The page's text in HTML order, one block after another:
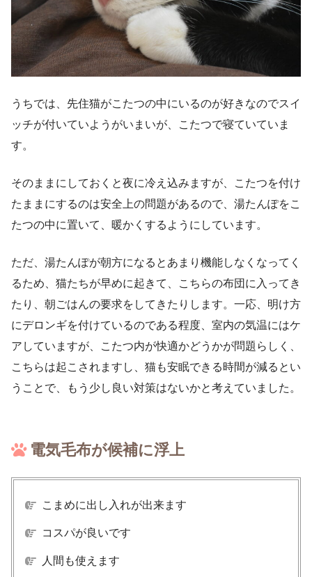
うちでは、先住猫がこたつの中にいるのが好きなのでスイ
ッチが付いていようがいまいが、こたつで寝ていていま
す。
そのままにしておくと夜に冷え込みますが、こたつを付け
たままにするのは安全上の問題があるので、湯たんぽをこ
たつの中に置いて、暖かくするようにしています。
ただ、湯たんぽが朝方になるとあまり機能しなくなってく
るため、猫たちが早めに起きて、こちらの布団に入ってき
たり、朝ごはんの要求をしてきたりします。一応、明け方
にデロンギを付けているのである程度、室内の気温にはケ
アしていますが、こたつ内が快適かどうかが問題らしく、
こちらは起こされますし、猫も安眠できる時間が減るとい
うことで、もう少し良い対策はないかと考えていました。
電気毛布が候補に浮上
こまめに出し入れが出来ます
コスパが良いです
人間も使えます